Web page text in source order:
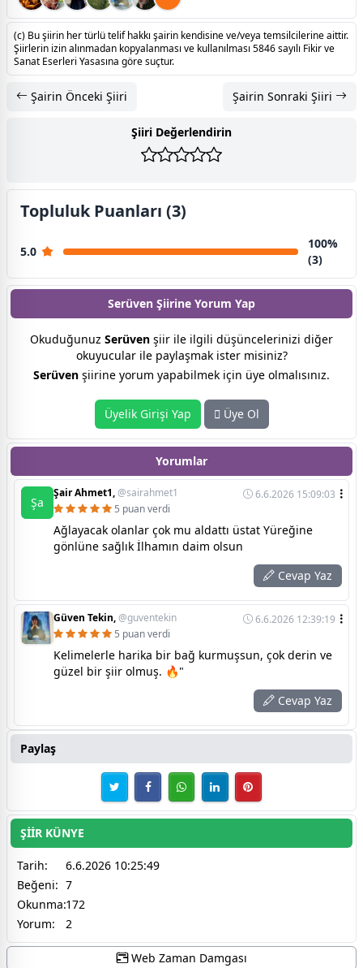
(c) Bu şiirin her türlü telif hakkı şairin kendisine ve/veya temsilcilerine aittir.
Şiirlerin izin alınmadan kopyalanması ve kullanılması 5846 sayılı Fikir ve
Sanat Eserleri Yasasına göre suçtur.
Şairin Önceki Şiiri Şairin Sonraki Şiiri
Şiiri Değerlendirin
Topluluk Puanları (3)
5.0
100%
(3)
Serüven Şiirine Yorum Yap
Okuduğunuz Serüven şiir ile ilgili düşüncelerinizi diğer
okuyucular ile paylaşmak ister misiniz?
Serüven şiirine yorum yapabilmek için üye olmalısınız.
Üyelik Girişi Yap Üye Ol
Yorumlar
Şa
Şair Ahmet1,@sairahmet1
6.6.2026 15:09:03
5 puan verdi
Ağlayacak olanlar çok mu aldattı üstat Yüreğine
gönlüne sağlık İlhamın daim olsun
Cevap Yaz
Güven Tekin,@guventekin
6.6.2026 12:39:19
5 puan verdi
Kelimelerle harika bir bağ kurmuşsun, çok derin ve
güzel bir şiir olmuş. 🔥"
Cevap Yaz
Paylaş
ŞİİR KÜNYE
Tarih:
6.6.2026 10:25:49
Beğeni: 7
Okunma:172
Yorum:
2
Web Zaman Damgası